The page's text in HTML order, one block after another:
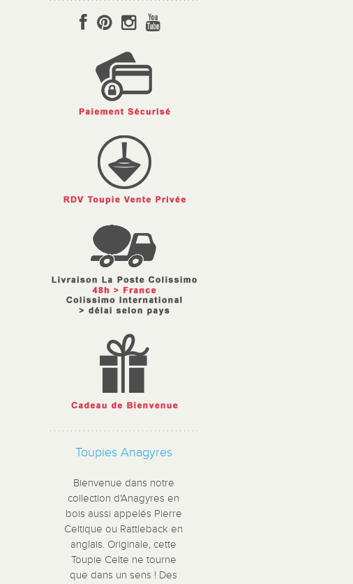
Toupies Anagyres
Bienvenue dans notre
collection d'Anagyres en
bois aussi appelés Pierre
Celtique ou Rattleback en
anglais. Originale, cette
Toupie Celte ne tourne
que dans un sens ! Des